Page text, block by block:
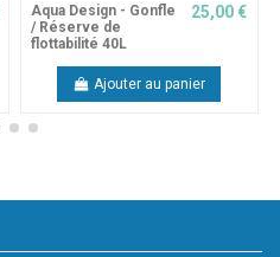
Aqua Design - Gonfle
/ Réserve de
flottabilité 40L
25,00 €
Ajouter au panier